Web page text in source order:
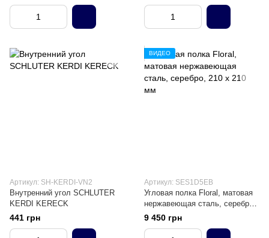
Артикул: SH-KERDI-VN2
Внутренний угол SCHLUTER
KERDI KERECK
441 грн
ВИДЕО
Артикул: SES1D5EB
Угловая полка Floral, матовая
нержавеющая сталь, серебро,
210 х 210 мм
9 450 грн